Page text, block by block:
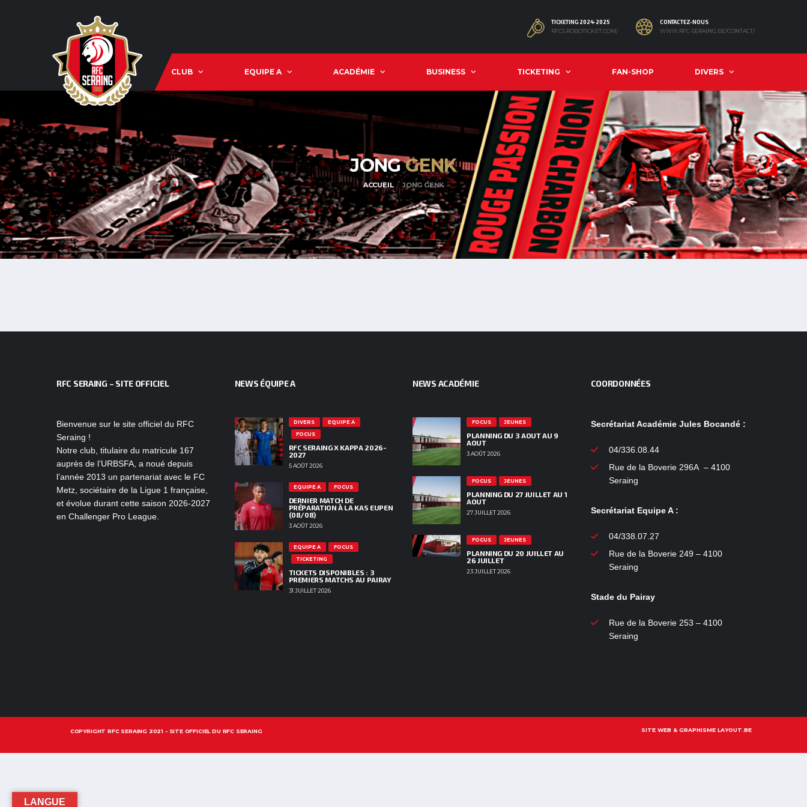
TICKETING 2024-2025
RFCS.ROBOTICKET.COM/
CONTACTEZ-NOUS
WWW.RFC-SERAING.BE/CONTACT/
CLUB EQUIPE A ACADÉMIE BUSINESS TICKETING FAN-SHOP DIVERS
JONGGENK
ACCUEIL JONG GENK
RFC SERAING – SITE OFFICIEL
Bienvenue sur le site officiel du RFC
Seraing !
Notre club, titulaire du matricule 167
auprès de l’URBSFA, a noué depuis
l’année 2013 un partenariat avec le FC
Metz, sociétaire de la Ligue 1 française,
et évolue durant cette saison 2026-2027
en Challenger Pro League.
NEWS ÉQUIPE A
DIVERS
EQUIPE A
FOCUS
RFC SERAING X KAPPA 2026-
2027
5 AOÛT 2026
EQUIPE A FOCUS
DERNIER MATCH DE
PRÉPARATION À LA KAS EUPEN
(08/08)
3 AOÛT 2026
EQUIPE A
FOCUS
TICKETING
TICKETS DISPONIBLES : 3
PREMIERS MATCHS AU PAIRAY
31 JUILLET 2026
NEWS ACADÉMIE
FOCUS JEUNES
PLANNING DU 3 AOUT AU 9
AOUT
3 AOÛT 2026
FOCUS JEUNES
PLANNING DU 27 JUILLET AU 1
AOUT
27 JUILLET 2026
FOCUS JEUNES
PLANNING DU 20 JUILLET AU
26 JUILLET
23 JUILLET 2026
COORDONNÉES
Secrétariat Académie Jules Bocandé :
04/336.08.44
Rue de la Boverie 296A – 4100
Seraing
Secrétariat Equipe A :
04/338.07.27
Rue de la Boverie 249 – 4100
Seraing
Stade du Pairay
Rue de la Boverie 253 – 4100
Seraing
COPYRIGHT RFC SERAING 2021 - SITE OFFICIEL DU RFC SERAING SITE WEB & GRAPHISME LAYOUT.BE
LANGUE